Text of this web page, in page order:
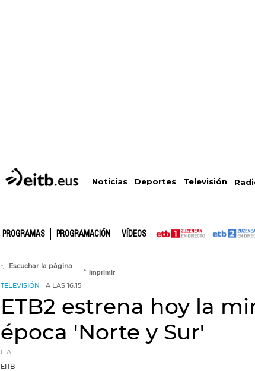
Noticias Deportes Televisión
PROGRAMAS PROGRAMACIÓN VÍDEOS
Escuchar la página
TELEVISIÓN A LAS 16:15
ETB2 estrena hoy la
época 'Norte y Sur'
L.A.
EITB